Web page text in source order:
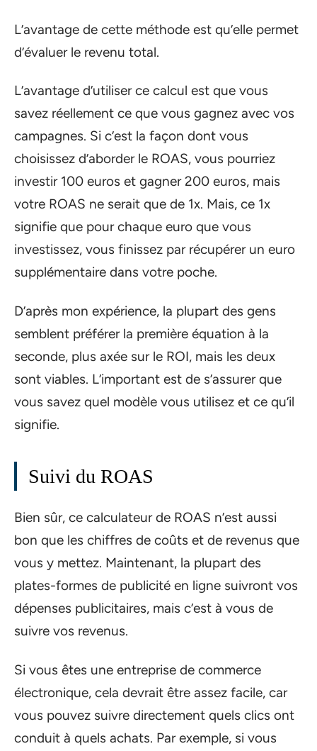
L’avantage de cette méthode est qu’elle permet
d’évaluer le revenu total.
L’avantage d’utiliser ce calcul est que vous
savez réellement ce que vous gagnez avec vos
campagnes. Si c’est la façon dont vous
choisissez d’aborder le ROAS, vous pourriez
investir 100 euros et gagner 200 euros, mais
votre ROAS ne serait que de 1x. Mais, ce 1x
signifie que pour chaque euro que vous
investissez, vous finissez par récupérer un euro
supplémentaire dans votre poche.
D’après mon expérience, la plupart des gens
semblent préférer la première équation à la
seconde, plus axée sur le ROI, mais les deux
sont viables. L’important est de s’assurer que
vous savez quel modèle vous utilisez et ce qu’il
signifie.
Suivi du ROAS
Bien sûr, ce calculateur de ROAS n’est aussi
bon que les chiffres de coûts et de revenus que
vous y mettez. Maintenant, la plupart des
plates-formes de publicité en ligne suivront vos
dépenses publicitaires, mais c’est à vous de
suivre vos revenus.
Si vous êtes une entreprise de commerce
électronique, cela devrait être assez facile, car
vous pouvez suivre directement quels clics ont
conduit à quels achats. Par exemple, si vous